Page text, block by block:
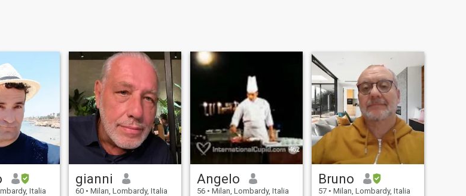
Italia
gianni
60 • Milan, Lombardy, Italia
Angelo
56 • Milan, Lombardy, Italia
Bruno
57 • Milan, Lombardy, Italia